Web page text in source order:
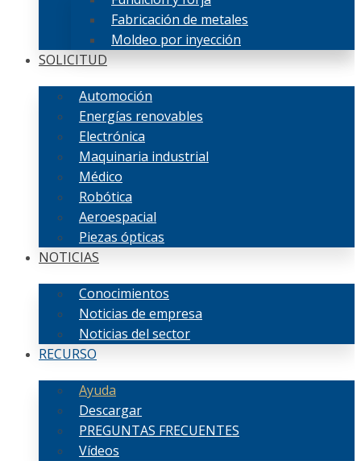
Fabricación de metales
Moldeo por inyección
SOLICITUD
Automoción
Energías renovables
Electrónica
Maquinaria industrial
Médico
Robótica
Aeroespacial
Piezas ópticas
NOTICIAS
Conocimientos
Noticias de empresa
Noticias del sector
RECURSO
Ayuda
Descargar
PREGUNTAS FRECUENTES
Vídeos